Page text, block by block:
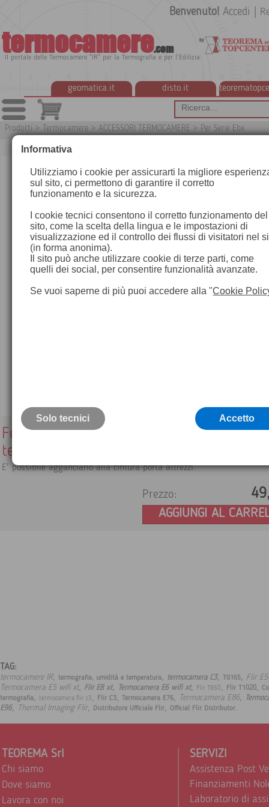
termocamere.com
Il portale delle Termocamere "IR" per la Termografia e per l'Edilizia
geomatica.it disto.it
Benvenuto! Accedi
Prodotti > Termocamere > ACCESSORI TERMOCAMERE > Per Serie Ebx
Fodero con cinghia per trasportare la
termocamera
E' possibile agganciarlo alla cintura porta attrezzi.
Prezzo:
AGGIUNGI AL
TAG:
termocamere IR, termografia, umidità e temperatura, termocamera C3, TG165, Flir
Termocamera E5 wifi xt, Flir E8 xt, Termocamera E6 wifi xt, Flir T860, Flir T1020,
termografia, termocamera flir c3, Flir C3, Termocamera E76, Termocamera E86,
E96, Thermal Imaging Flir, Distributore Ufficiale Flir, Official Flir Distributor.
TEOREMA Srl
Chi siamo
Dove siamo
Lavora con noi
SERVIZI
Assistenza Post
Finanziamenti
Laboratorio di
Informativa
Utilizziamo i cookie per assicurarti la migliore
sul sito, ci permettono di garantire il corretto
funzionamento e la sicurezza.
I cookie tecnici consentono il corretto funzionamento del
sito, come la scelta della lingua e le impostazioni di
visualizzazione ed il controllo dei flussi di visitatori nel
(in forma anonima).
Il sito può anche utilizzare cookie di terze parti, come
quelli dei social, per consentire funzionalità avanzate.
Se vuoi saperne di più puoi accedere alla "Cookie
Solo tecnici Accetto